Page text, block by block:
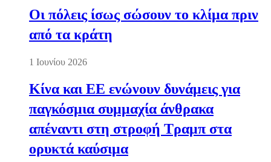
Οι πόλεις ίσως σώσουν το κλίμα πριν
από τα κράτη
1 Ιουνίου 2026
Κίνα και ΕΕ ενώνουν δυνάμεις για
παγκόσμια συμμαχία άνθρακα
απέναντι στη στροφή Τραμπ στα
ορυκτά καύσιμα